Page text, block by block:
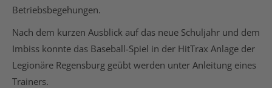
Betriebsbegehungen.
Nach dem kurzen Ausblick auf das neue Schuljahr und dem
Imbiss konnte das Baseball-Spiel in der HitTrax Anlage der
Legionäre Regensburg geübt werden unter Anleitung eines
Trainers.